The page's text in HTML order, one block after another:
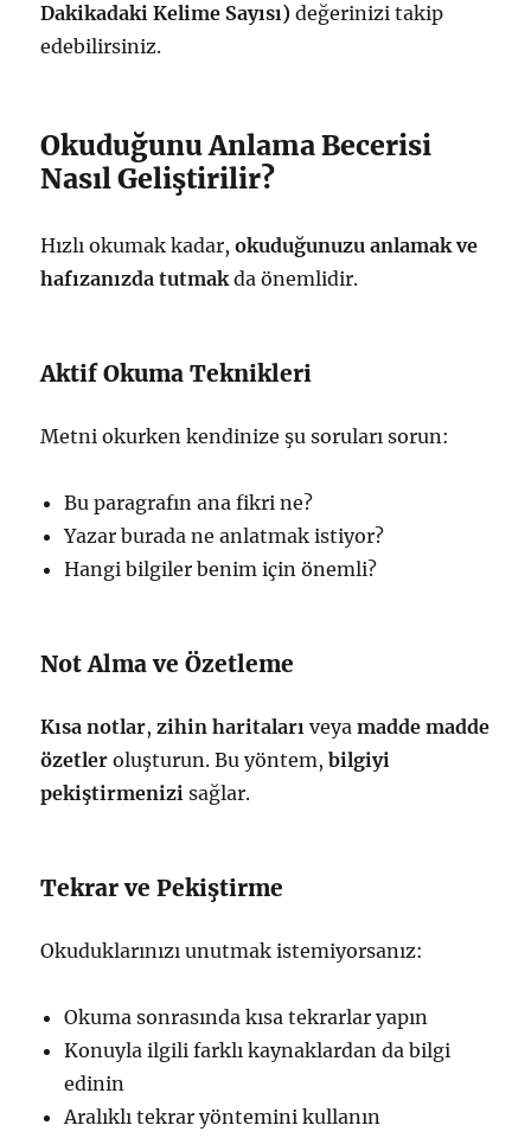
Dakikadaki Kelime Sayısı) değerinizi takip
edebilirsiniz.
Okuduğunu Anlama Becerisi
Nasıl Geliştirilir?
Hızlı okumak kadar,okuduğunuzu anlamak ve
hafızanızda tutmakda önemlidir.
Aktif Okuma Teknikleri
Metni okurken kendinize şu soruları sorun:
Bu paragrafın ana fikri ne?
Yazar burada ne anlatmak istiyor?
Hangi bilgiler benim için önemli?
Not Alma ve Özetleme
Kısa notlar,zihin haritaları veyamadde madde
özetler oluşturun. Bu yöntem,bilgiyi
pekiştirmenizi sağlar.
Tekrar ve Pekiştirme
Okuduklarınızı unutmak istemiyorsanız:
Okuma sonrasında kısa tekrarlar yapın
Konuyla ilgili farklı kaynaklardan da bilgi
edinin
Aralıklı tekrar yöntemini kullanın